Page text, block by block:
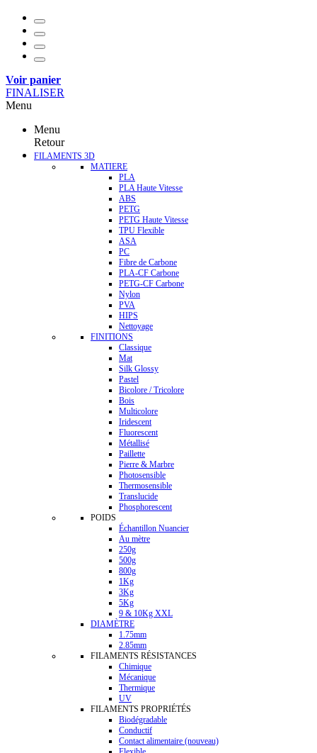
Voir panier
FINALISER
Menu
Menu
Retour
FILAMENTS 3D
MATIERE
PLA
PLA Haute Vitesse
ABS
PETG
PETG Haute Vitesse
TPU Flexible
ASA
PC
Fibre de Carbone
PLA-CF Carbone
PETG-CF Carbone
Nylon
PVA
HIPS
Nettoyage
FINITIONS
Classique
Mat
Silk Glossy
Pastel
Bicolore / Tricolore
Bois
Multicolore
Iridescent
Fluorescent
Métallisé
Paillette
Pierre & Marbre
Photosensible
Thermosensible
Translucide
Phosphorescent
POIDS
Échantillon Nuancier
Au mètre
250g
500g
800g
1Kg
3Kg
5Kg
9 & 10Kg XXL
DIAMÈTRE
1.75mm
2.85mm
FILAMENTS RÉSISTANCES
Chimique
Mécanique
Thermique
UV
FILAMENTS PROPRIÉTÉS
Biodégradable
Conductif
Contact alimentaire (nouveau)